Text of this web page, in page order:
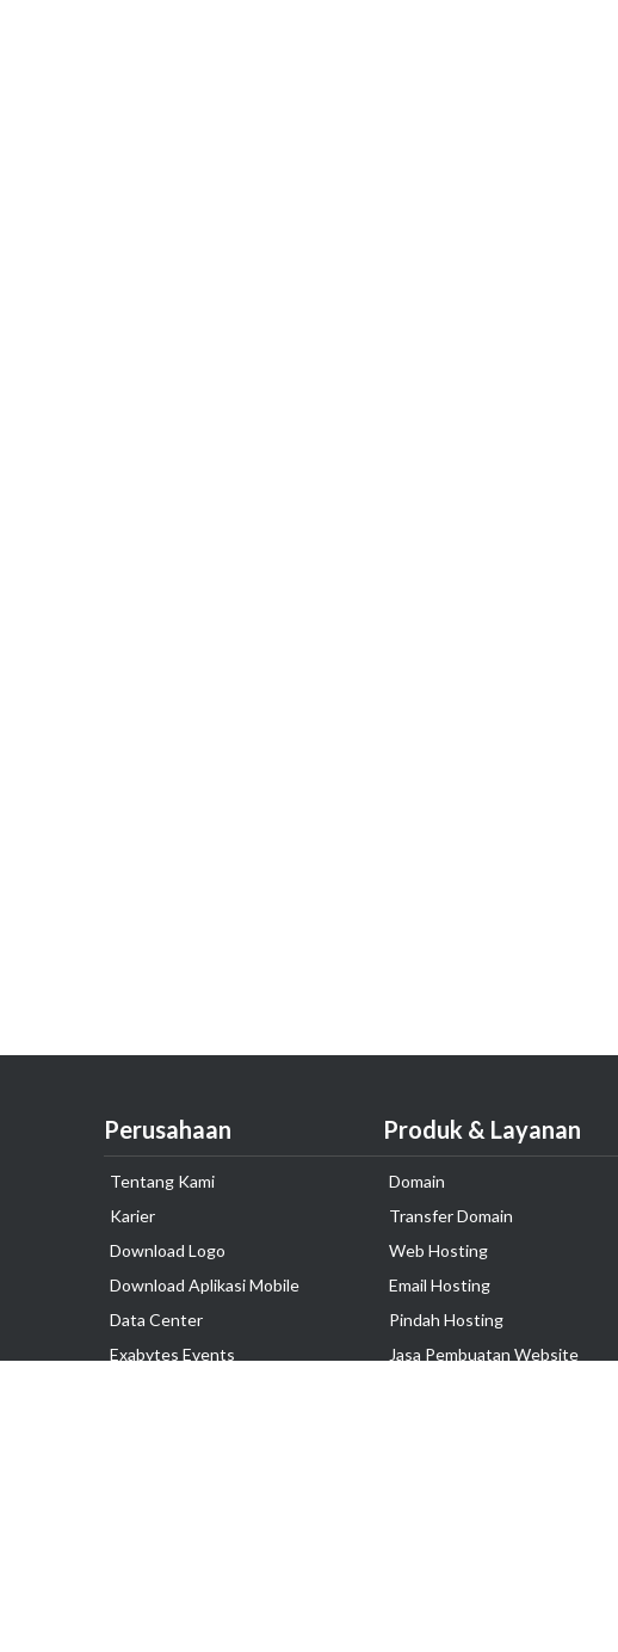
Perusahaan
Tentang Kami
Karier
Download Logo
Download Aplikasi Mobile
Data Center
Exabytes Events
Produk & Layanan
Domain
Transfer Domain
Web Hosting
Email Hosting
Pindah Hosting
Jasa Pembuatan Website